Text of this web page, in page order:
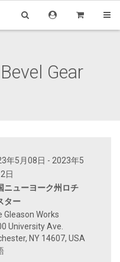
Gear
年5月08日 - 2023年5
日
ニューヨーク州ロチ
ター
Gleason Works
University Ave.
NY 14607, USA